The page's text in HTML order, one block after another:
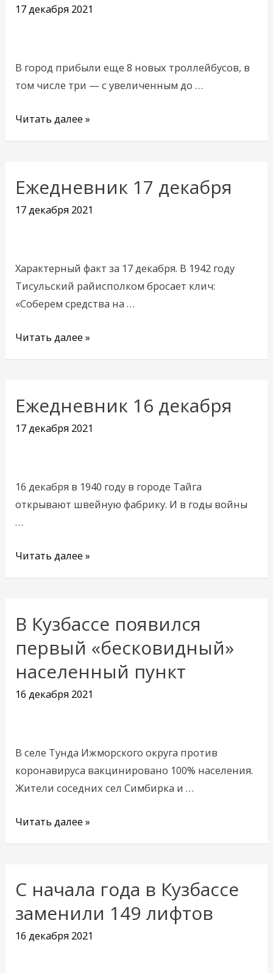
17 декабря 2021
В город прибыли еще 8 новых троллейбусов, в
том числе три — с увеличенным до …
Новокузнецк
Читать далее »
Ежедневник 17 декабря
17 декабря 2021
Характерный факт за 17 декабря. В 1942 году
Тисульский райисполком бросает клич:
«Соберем средства на …
Ежедневник
декабря
Читать далее »
Ежедневник 16 декабря
17 декабря 2021
16 декабря в 1940 году в городе Тайга
открывают швейную фабрику. И в годы войны
…
Ежедневник
декабря
Читать далее »
В Кузбассе появился
первый «бесковидный»
населенный пункт
16 декабря 2021
В селе Тунда Ижморского округа против
коронавируса вакцинировано 100% населения.
Жители соседних сел Симбирка и …
В
Кузбассе
появился
первый
«бесковидный»
Читать далее »
С начала года в Кузбассе
заменили 149 лифтов
16 декабря 2021
С
года
в